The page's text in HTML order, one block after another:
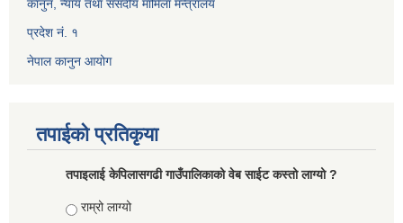
कानुन, न्याय तथा संसदीय मामिला मन्त्रालय
प्रदेश नं. १
नेपाल कानुन आयोग
तपाईको प्रतिकृया
तपाइलाई केपिलासगढी गाउँपालिकाको वेब साईट कस्तो लाग्यो ?
Choices
राम्रो लाग्यो